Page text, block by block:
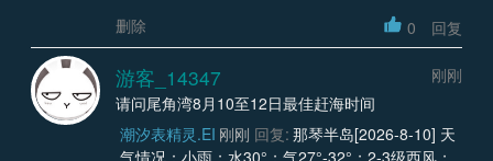
删除
0 回复
游客_14347
刚刚
请问尾角湾8月10至12日最佳赶海时间
潮汐表精灵.EI 刚刚 回复: 那琴半岛[2026-8-10] 天
气情况：小雨；水30°；气27°-32°；2-3级西风；